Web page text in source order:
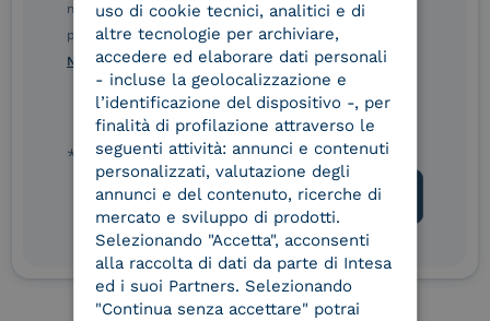
Conservatore
qualificato
UNI EN ISO 37001
UNI EN ISO 9001 UNI EN ISO 27001
UNI EN ISO 27017 UNI EN ISO 27018
nelle Norme di tutela della privacy INTESA. Inoltrando il
presente modulo, dichiaro di aver letto e compreso le
Norme di tutela della privacy INTESA.
* campo obbligatorio
uso di cookie tecnici, analitici e di
altre tecnologie per archiviare,
accedere ed elaborare dati personali
- incluse la geolocalizzazione e
l’identificazione del dispositivo -, per
finalità di profilazione attraverso le
seguenti attività: annunci e contenuti
personalizzati, valutazione degli
annunci e del contenuto, ricerche di
mercato e sviluppo di prodotti.
Selezionando "Accetta", acconsenti
alla raccolta di dati da parte di Intesa
ed i suoi Partners. Selezionando
"Continua senza accettare" potrai